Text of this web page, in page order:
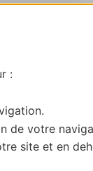
:
de votre
site et en